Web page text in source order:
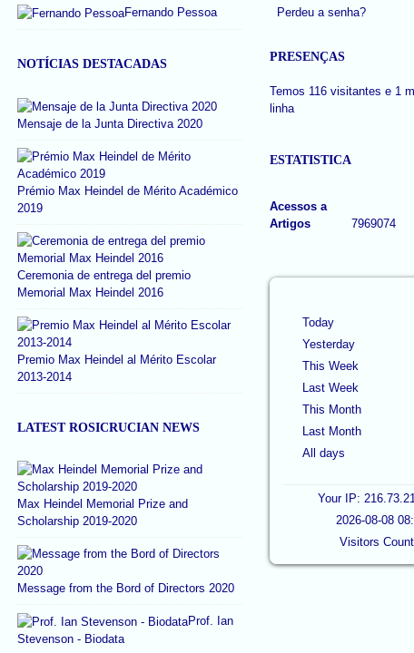
Fernando Pessoa
NOTÍCIAS DESTACADAS
Mensaje de la Junta Directiva 2020
Prémio Max Heindel de Mérito Académico
2019
Ceremonia de entrega del premio
Memorial Max Heindel 2016
Premio Max Heindel al Mérito Escolar
2013-2014
LATEST ROSICRUCIAN NEWS
Max Heindel Memorial Prize and
Scholarship 2019-2020
Message from the Bord of Directors 2020
Prof. Ian
Stevenson - Biodata
Perdeu a senha?
PRESENÇAS
Temos 116 visitantes e 1
linha
ESTATISTICA
Acessos a
Artigos
7969074
Today
Yesterday
This Week
Last Week
This Month
Last Month
All days
Your IP:
2026-08-08
Visitors